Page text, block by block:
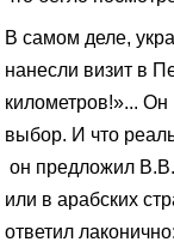
В самом деле,
нанесли визит в
километров!»... Он
выбор. И что
он предложил
или в арабских
ответил